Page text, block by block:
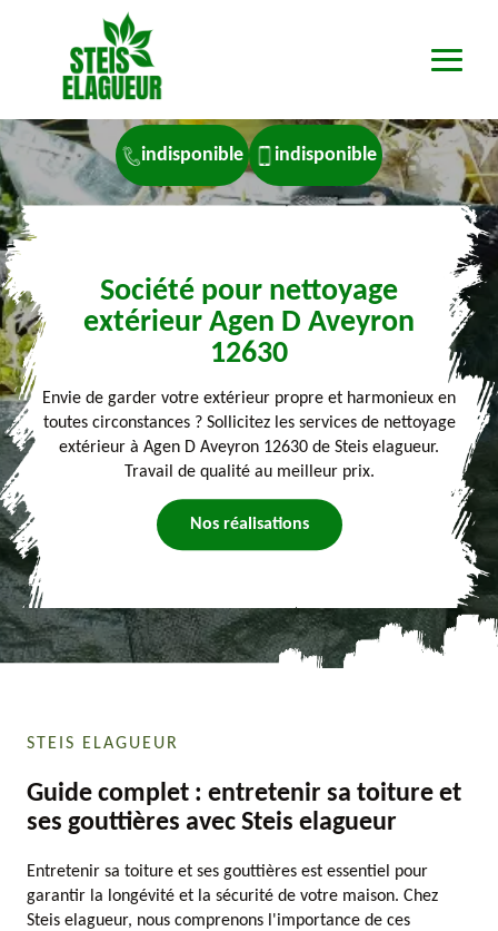
indisponible indisponible
Société pour nettoyage
extérieur Agen D Aveyron
12630
Envie de garder votre extérieur propre et harmonieux en
toutes circonstances ? Sollicitez les services de nettoyage
extérieur à Agen D Aveyron 12630 de Steis elagueur.
Travail de qualité au meilleur prix.
Nos réalisations
STEIS ELAGUEUR
Guide complet : entretenir sa toiture et
ses gouttières avec Steis elagueur
Entretenir sa toiture et ses gouttières est essentiel pour
garantir la longévité et la sécurité de votre maison. Chez
Steis elagueur, nous comprenons l'importance de ces